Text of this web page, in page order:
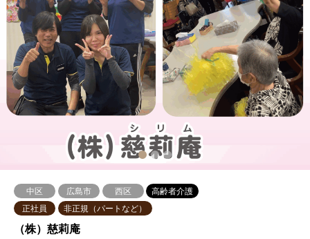
中区 広島市 西区
高齢者介護
正社員
非正規（パートなど）
（株）慈莉庵